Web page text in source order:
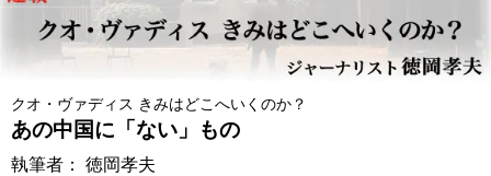
クオ・ヴァディス きみはどこへいくのか？
あの中国に「ない」もの
執筆者： 徳岡孝夫